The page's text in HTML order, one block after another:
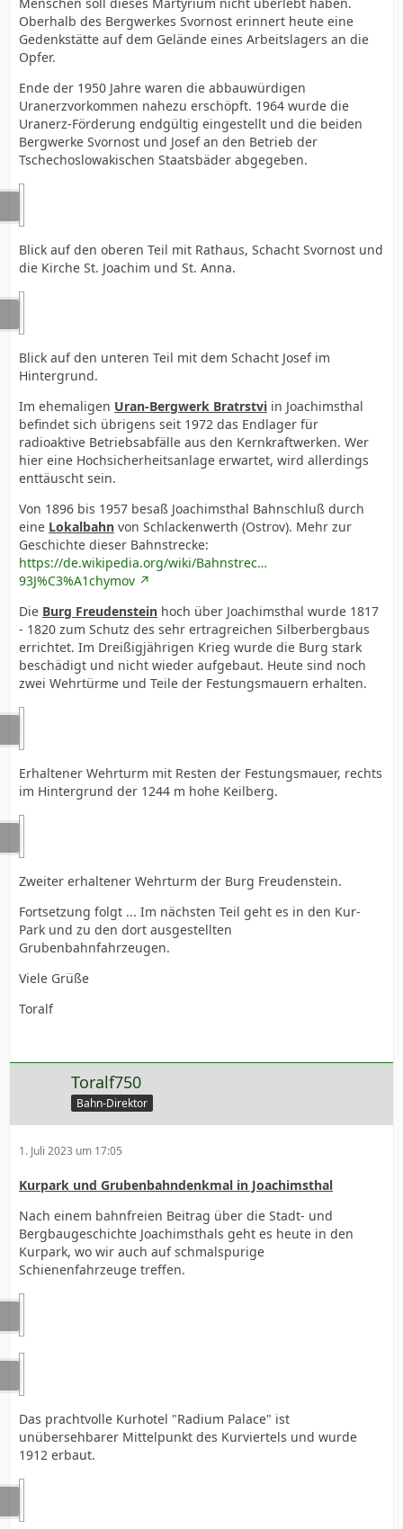
Oberhalb des Bergwerkes Svornost erinnert heute eine
Gedenkstätte auf dem Gelände eines Arbeitslagers an die
Opfer.
Ende der 1950 Jahre waren die abbauwürdigen
Uranerzvorkommen nahezu erschöpft. 1964 wurde die
Uranerz-Förderung endgültig eingestellt und die beiden
Bergwerke Svornost und Josef an den Betrieb der
Tschechoslowakischen Staatsbäder abgegeben.
Blick auf den oberen Teil mit Rathaus, Schacht Svornost und
die Kirche St. Joachim und St. Anna.
Blick auf den unteren Teil mit dem Schacht Josef im
Hintergrund.
Im ehemaligen Uran-Bergwerk Bratrstvi in Joachimsthal
befindet sich übrigens seit 1972 das Endlager für
radioaktive Betriebsabfälle aus den Kernkraftwerken. Wer
hier eine Hochsicherheitsanlage erwartet, wird allerdings
enttäuscht sein.
Von 1896 bis 1957 besaß Joachimsthal Bahnschluß durch
eine Lokalbahn von Schlackenwerth (Ostrov). Mehr zur
Geschichte dieser Bahnstrecke:
https://de.wikipedia.org/wiki/Bahnstrec…
93J%C3%A1chymov
Die Burg Freudenstein hoch über Joachimsthal wurde 1817
- 1820 zum Schutz des sehr ertragreichen Silberbergbaus
errichtet. Im Dreißigjährigen Krieg wurde die Burg stark
beschädigt und nicht wieder aufgebaut. Heute sind noch
zwei Wehrtürme und Teile der Festungsmauern erhalten.
Erhaltener Wehrturm mit Resten der Festungsmauer, rechts
im Hintergrund der 1244 m hohe Keilberg.
Zweiter erhaltener Wehrturm der Burg Freudenstein.
Fortsetzung folgt ... Im nächsten Teil geht es in den Kur-
Park und zu den dort ausgestellten
Grubenbahnfahrzeugen.
Viele Grüße
Toralf
Toralf750
Bahn-Direktor
1. Juli 2023 um 17:05
Kurpark und Grubenbahndenkmal in Joachimsthal
Nach einem bahnfreien Beitrag über die Stadt- und
Bergbaugeschichte Joachimsthals geht es heute in den
Kurpark, wo wir auch auf schmalspurige
Schienenfahrzeuge treffen.
Das prachtvolle Kurhotel "Radium Palace" ist
unübersehbarer Mittelpunkt des Kurviertels und wurde
1912 erbaut.